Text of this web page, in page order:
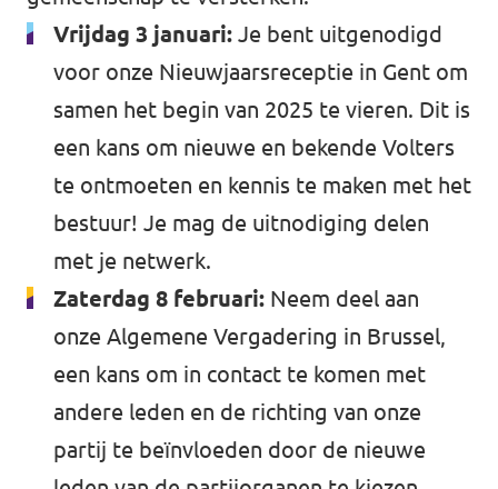
Vrijdag 3 januari: Je bent uitgenodigd
voor onze Nieuwjaarsreceptie in Gent om
samen het begin van 2025 te vieren. Dit is
een kans om nieuwe en bekende Volters
te ontmoeten en kennis te maken met het
bestuur! Je mag de uitnodiging delen
met je netwerk.
Zaterdag 8 februari: Neem deel aan
onze Algemene Vergadering in Brussel,
een kans om in contact te komen met
andere leden en de richting van onze
partij te beïnvloeden door de nieuwe